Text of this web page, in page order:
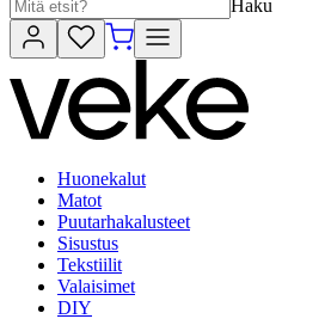
Haku
Huonekalut
Matot
Puutarhakalusteet
Sisustus
Tekstiilit
Valaisimet
DIY